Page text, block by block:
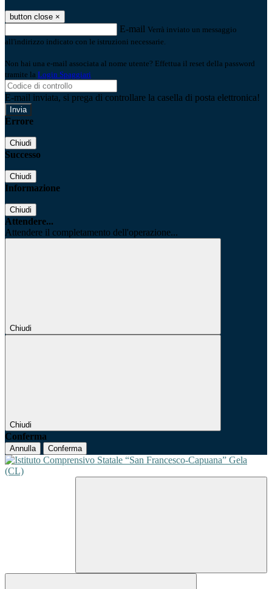
button close ×
E-mail Verrà inviato un messaggio
all'indirizzo indicato con le istruzioni necessarie.
Non hai una e-mail associata al nome utente? Effettua il reset della password
tramite la Login Spaggiari
E-mail inviata, si prega di controllare la casella di posta elettronica!
Errore
Chiudi
Successo
Chiudi
Informazione
Chiudi
Attendere...
Attendere il completamento dell'operazione...
Chiudi
Chiudi
Conferma
Annulla Conferma